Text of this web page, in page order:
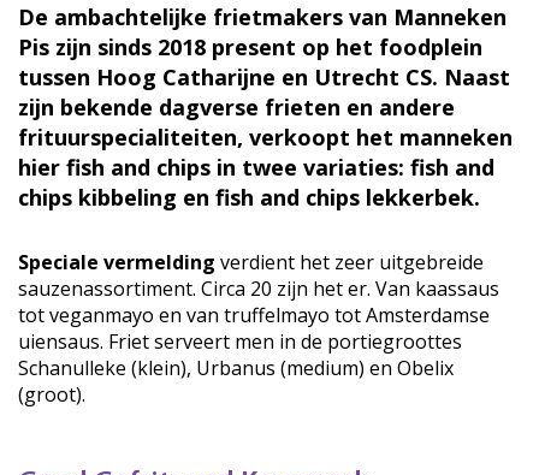
De ambachtelijke frietmakers van Manneken
Pis zijn sinds 2018 present op het foodplein
tussen Hoog Catharijne en Utrecht CS. Naast
zijn bekende dagverse frieten en andere
frituurspecialiteiten, verkoopt het manneken
hier fish and chips in twee variaties: fish and
chips kibbeling en fish and chips lekkerbek.
Speciale vermelding verdient het zeer uitgebreide
sauzenassortiment. Circa 20 zijn het er. Van kaassaus
tot veganmayo en van truffelmayo tot Amsterdamse
uiensaus. Friet serveert men in de portiegroottes
Schanulleke (klein), Urbanus (medium) en Obelix
(groot).